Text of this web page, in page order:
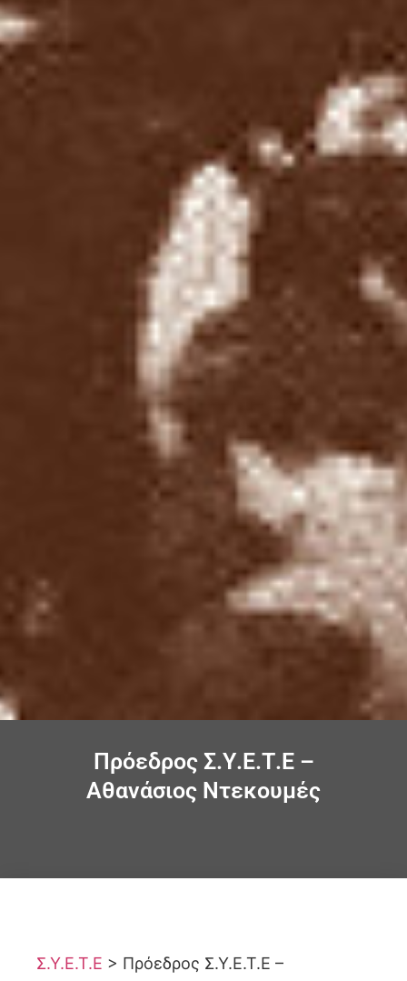
Πρόεδρος Σ.Υ.Ε.Τ.Ε –
Αθανάσιος Ντεκουμές
Σ.Υ.Ε.Τ.Ε > Πρόεδρος Σ.Υ.Ε.Τ.Ε –